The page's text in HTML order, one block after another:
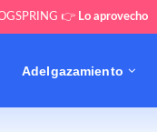
👉 Lo aprovecho
Adelgazamiento